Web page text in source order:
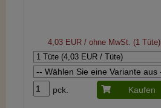
4,03 EUR / ohne MwSt. (1 Tüte)
pck. Kaufen